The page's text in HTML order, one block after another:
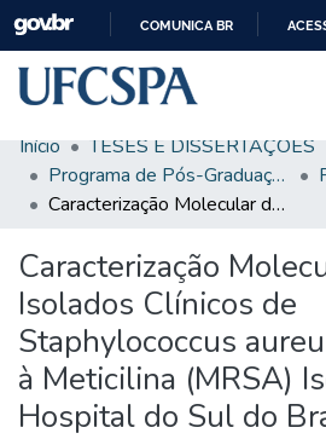
COMUNICA BR
Comunidades & Coleções
Busca Facetada
Estatísticas
Autoarquivamento
Sobre o RI-UFCSPA
FAQ
Início
TESES E DISSERTAÇÕES
Programa de Pós-Graduação em Ciências da Saúde
Caracterização Molecular de Isolados Clínicos de Staphylococcus aureus Resistentes à Meticilina (MRSA) Isolados em um Hospital do Sul do Brasil
Caracterização
Isolados Clínicos de
Staphylococcus
à Meticilina (MRSA)
Hospital do Sul do